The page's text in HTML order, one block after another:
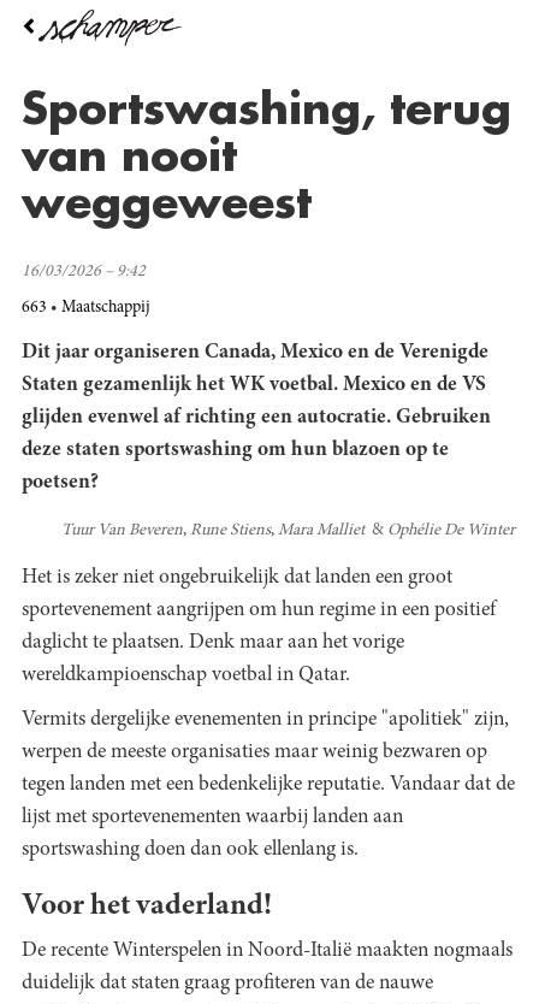
Overslaan
inhoud
gaan
Sportswashing, terug
van nooit
weggeweest
16/03/2026 – 9:42
663 Maatschappij
Dit jaar organiseren Canada, Mexico en de Verenigde
Staten gezamenlijk het WK voetbal. Mexico en de VS
glijden evenwel af richting een autocratie. Gebruiken
deze staten sportswashing om hun blazoen op te
poetsen?
Tuur Van Beveren Rune Stiens Mara Malliet Ophélie De Winter
Het is zeker niet ongebruikelijk dat landen een groot
sportevenement aangrijpen om hun regime in een positief
daglicht te plaatsen. Denk maar aan het vorige
wereldkampioenschap voetbal in Qatar.
Vermits dergelijke evenementen in principe "apolitiek" zijn,
werpen de meeste organisaties maar weinig bezwaren op
tegen landen met een bedenkelijke reputatie. Vandaar dat de
lijst met sportevenementen waarbij landen aan
sportswashing doen dan ook ellenlang is.
Voor het vaderland!
De recente Winterspelen in Noord-Italië maakten nogmaals
duidelijk dat staten graag profiteren van de nauwe